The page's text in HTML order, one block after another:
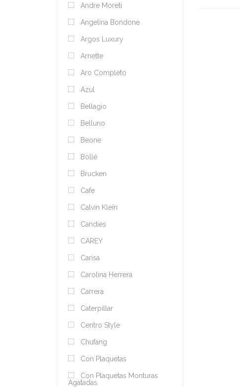
Andre Moreti
Angelina Bondone
Argos Luxury
Arnette
Aro Completo
Azul
Bellagio
Belluno
Beone
Bollé
Brucken
Cafe
Calvin Klein
Candies
CAREY
Carisa
Carolina Herrera
Carrera
Caterpillar
Centro Style
Chufang
Con Plaquetas
Con Plaquetas Monturas
Agatadas